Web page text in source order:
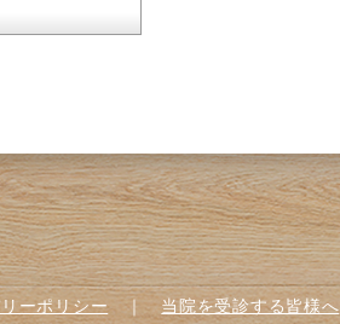
ーポリシー｜当院を受診する皆様へ